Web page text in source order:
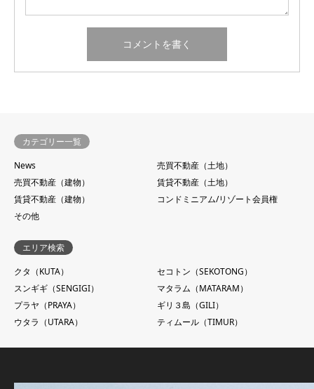
カテゴリー一覧
News
売買不動産（土地）
売買不動産（建物）
賃貸不動産（土地）
賃貸不動産（建物）
コンドミニアム/リゾート会員権
その他
エリア検索
クタ（KUTA）
セコトン（SEKOTONG）
スンギギ（SENGIGI）
マタラム（MATARAM）
プラヤ（PRAYA）
ギリ３島（GILI）
ウタラ（UTARA）
ティムール（TIMUR）